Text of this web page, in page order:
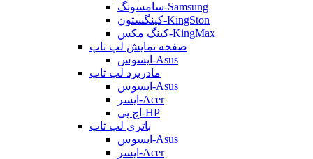
سامسونگ-Samsung
کینگستون-KingSton
کینگ مکس-KingMax
صفحه نمایش لپ تاپ
ایسوس-Asus
مادربرد لپ تاپ
ایسوس-Asus
ایسر-Acer
اچ پی-HP
باتری لپ تاپ
ایسوس-Asus
ایسر-Acer